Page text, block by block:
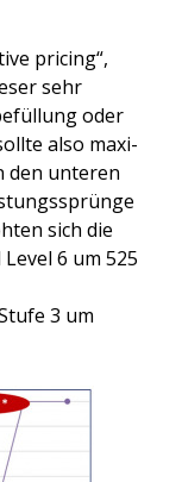
pri­cing“,
sehr
oder
also maxi­
den unte­ren
sich die
6 um 525
3 um